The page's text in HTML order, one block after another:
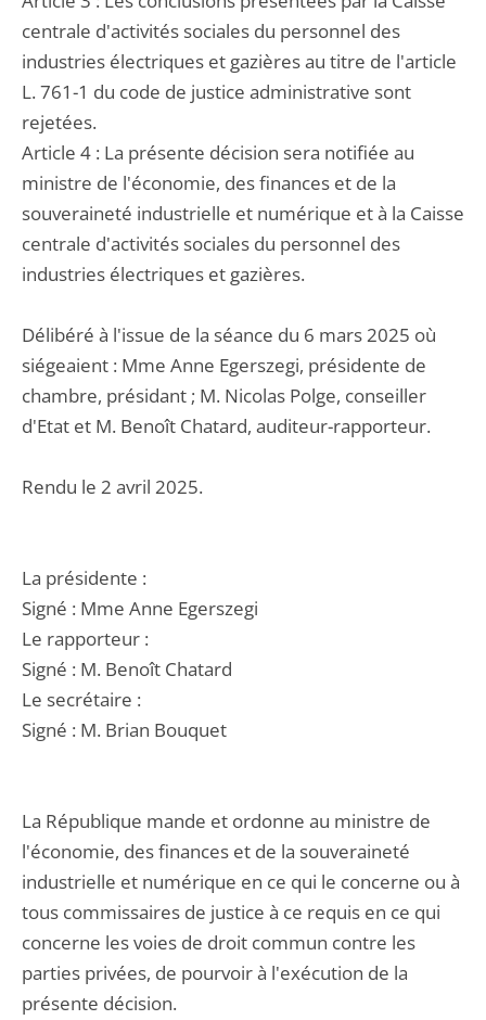
centrale d'activités sociales du personnel des
industries électriques et gazières au titre de l'article
L. 761-1 du code de justice administrative sont
rejetées.
Article 4 : La présente décision sera notifiée au
ministre de l'économie, des finances et de la
souveraineté industrielle et numérique et à la Caisse
centrale d'activités sociales du personnel des
industries électriques et gazières.
Délibéré à l'issue de la séance du 6 mars 2025 où
siégeaient : Mme Anne Egerszegi, présidente de
chambre, présidant ; M. Nicolas Polge, conseiller
d'Etat et M. Benoît Chatard, auditeur-rapporteur.
Rendu le 2 avril 2025.
La présidente :
Signé : Mme Anne Egerszegi
Le rapporteur :
Signé : M. Benoît Chatard
Le secrétaire :
Signé : M. Brian Bouquet
La République mande et ordonne au ministre de
l'économie, des finances et de la souveraineté
industrielle et numérique en ce qui le concerne ou à
tous commissaires de justice à ce requis en ce qui
concerne les voies de droit commun contre les
parties privées, de pourvoir à l'exécution de la
présente décision.